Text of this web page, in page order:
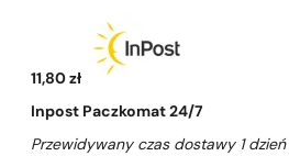
11,80 zł
Inpost Paczkomat 24/7
Przewidywany czas dostawy 1 dzień